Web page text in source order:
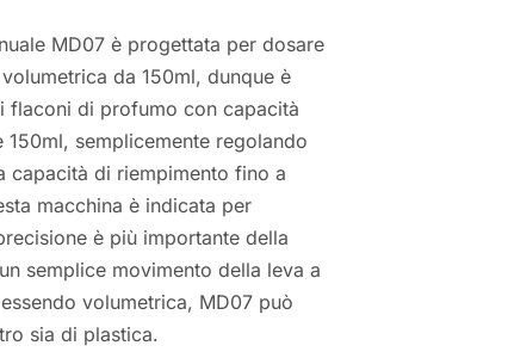
MD07 è progettata per dosare
da 150ml, dunque è
flaconi di profumo con capacità
semplicemente regolando
capacità di riempimento fino a
macchina è indicata per
è più importante della
semplice movimento della leva a
volumetrica, MD07 può
sia di plastica.